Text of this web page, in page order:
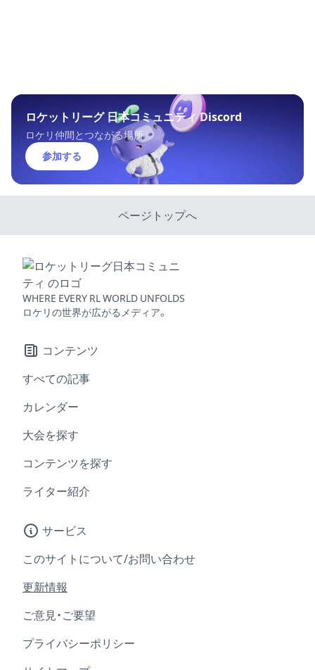
ロケットリーグ 日本コミュニティ Discord
ロケリ仲間とつながる場所
参加する
ページトップへ
WHERE EVERY RL WORLD UNFOLDS
ロケリの世界が広がるメディア。
コンテンツ
すべての記事
カレンダー
大会を探す
コンテンツを探す
ライター紹介
サービス
このサイトについて/お問い合わせ
更新情報
ご意見・ご要望
プライバシーポリシー